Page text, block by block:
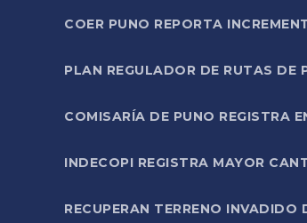
COER PUNO REPORTA
PLAN REGULADOR DE RUTAS DE
COMISARÍA DE PUNO REGISTRA
INDECOPI REGISTRA MAYOR
RECUPERAN TERRENO